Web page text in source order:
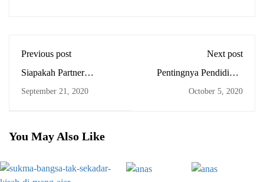
Previous post
Siapakah Partner
September 21, 2020
Next post
Pentingnya Pendidikan
Membangun Peradaban
October 5, 2020
You May Also Like